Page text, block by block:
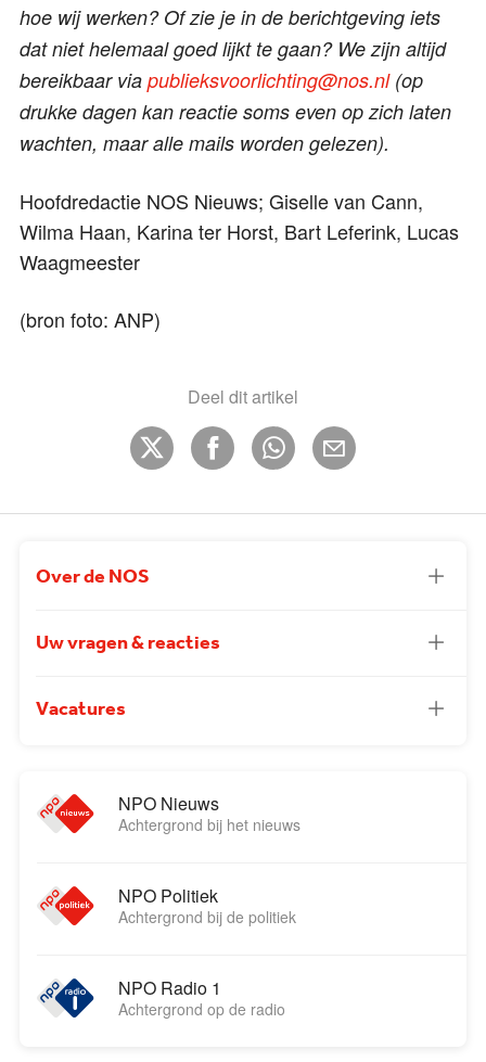
hoe wij werken? Of zie je in de berichtgeving iets
dat niet helemaal goed lijkt te gaan? We zijn altijd
bereikbaar via publieksvoorlichting@nos.nl(op
drukke dagen kan reactie soms even op zich laten
wachten, maar alle mails worden gelezen).
Hoofdredactie NOS Nieuws; Giselle van Cann,
Wilma Haan, Karina ter Horst, Bart Leferink, Lucas
Waagmeester
(bron foto: ANP)
Deel dit artikel
Over de NOS
Uw vragen & reacties
Vacatures
NPO Nieuws
Achtergrond bij het nieuws
NPO Politiek
Achtergrond bij de politiek
NPO Radio 1
Achtergrond op de radio